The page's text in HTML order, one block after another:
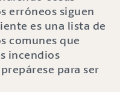
erróneos siguen
es una lista de
comunes que
incendios
para ser